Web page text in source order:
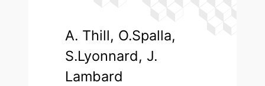
A. Thill, O.Spalla,
S.Lyonnard, J.
Lambard